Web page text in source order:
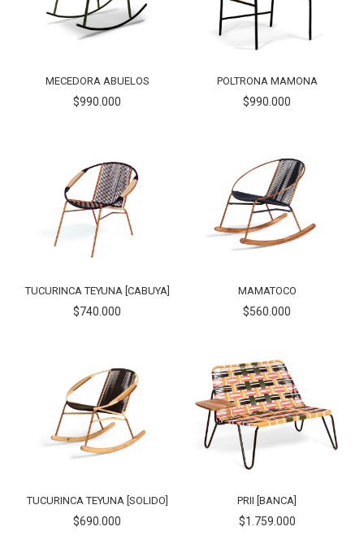
MECEDORA ABUELOS
$990.000
POLTRONA MAMONA
$990.000
TUCURINCA TEYUNA [CABUYA]
$740.000
MAMATOCO
$560.000
TUCURINCA TEYUNA [SOLIDO]
$690.000
PRII [BANCA]
$1.759.000